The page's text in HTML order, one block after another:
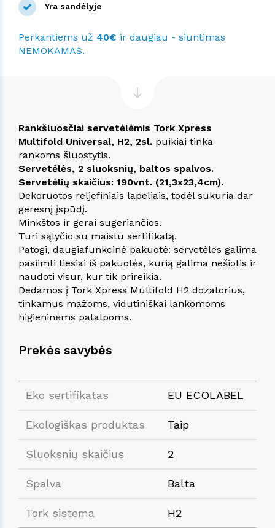
Yra sandėlyje
Perkantiems už 40€ ir daugiau - siuntimas
NEMOKAMAS.
Prekės savybės
Eko sertifikatas EU ECOLABEL
Ekologiškas produktas Taip
Sluoksnių skaičius 2
Spalva Balta
Tork sistema H2
Rankšluosčiai servetėlėmis Tork Xpress
Multifold Universal, H2, 2sl. puikiai tinka
rankoms šluostytis.
Servetėlės, 2 sluoksnių, baltos spalvos.
Servetėlių skaičius: 190vnt. (21,3x23,4cm).
Dekoruotos reljefiniais lapeliais, todėl sukuria dar
geresnį įspūdį.
Minkštos ir gerai sugeriančios.
Turi sąlyčio su maistu sertifikatą.
Patogi, daugiafunkcinė pakuotė: servetėles galima
pasiimti tiesiai iš pakuotės, kurią galima nešiotis ir
naudoti visur, kur tik prireikia.
Dedamos į Tork Xpress Multifold H2 dozatorius,
tinkamus mažoms, vidutiniškai lankomoms
higieninėms patalpoms.